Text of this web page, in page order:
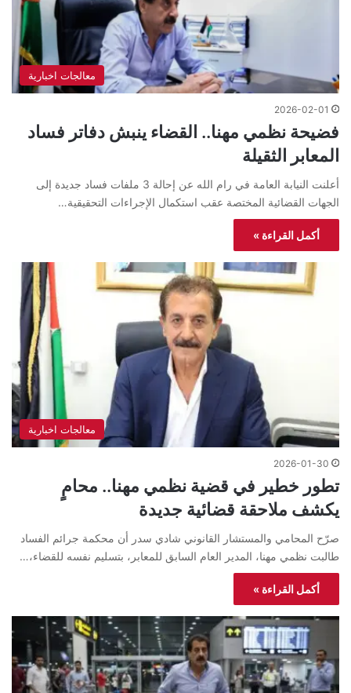
معالجات اخبارية
2026-02-01
فضيحة نظمي مهنا.. القضاء ينبش دفاتر فساد
المعابر الثقيلة
أعلنت النيابة العامة في رام الله عن إحالة 3 ملفات فساد جديدة إلى
الجهات القضائية المختصة عقب استكمال الإجراءات التحقيقية…
أكمل القراءة »
معالجات اخبارية
2026-01-30
تطور خطير في قضية نظمي مهنا.. محامٍ
يكشف ملاحقة قضائية جديدة
صرّح المحامي والمستشار القانوني شادي سدر أن محكمة جرائم الفساد
طالبت نظمي مهنا، المدير العام السابق للمعابر، بتسليم نفسه للقضاء،…
أكمل القراءة »